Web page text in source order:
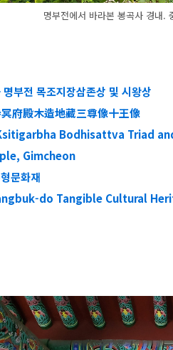
명부전에서 바라본 봉곡사 경내.
부전 목조지장삼존상 및 시왕상
府殿木造地藏三尊像十王像
Bodhisattva Triad
Gimcheon
문화재
do Tangible Cultural